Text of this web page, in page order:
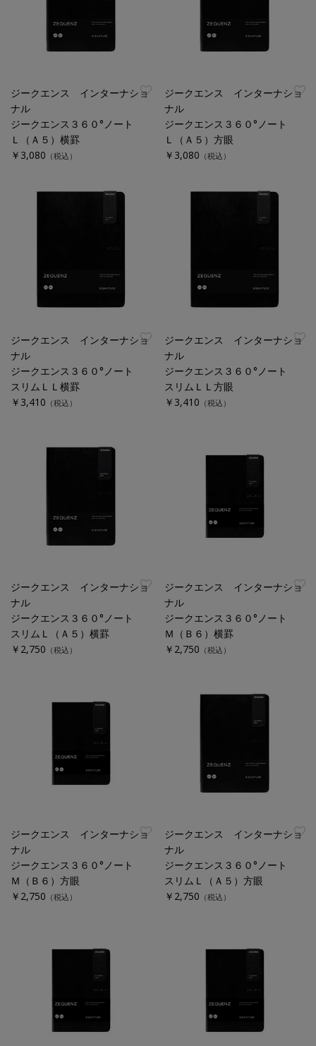
ジークエンス インターナショ
ナル
ジークエンス３６０°ノート
Ｌ（Ａ５）横罫
￥3,080 （税込）
ジークエンス インターナショ
ナル
ジークエンス３６０°ノート
Ｌ（Ａ５）方眼
￥3,080 （税込）
ジークエンス インターナショ
ナル
ジークエンス３６０°ノート
スリムＬＬ横罫
￥3,410 （税込）
ジークエンス インターナショ
ナル
ジークエンス３６０°ノート
スリムＬＬ方眼
￥3,410 （税込）
ジークエンス インターナショ
ナル
ジークエンス３６０°ノート
スリムＬ（Ａ５）横罫
￥2,750 （税込）
ジークエンス インターナショ
ナル
ジークエンス３６０°ノート
Ｍ（Ｂ６）横罫
￥2,750 （税込）
ジークエンス インターナショ
ナル
ジークエンス３６０°ノート
Ｍ（Ｂ６）方眼
￥2,750 （税込）
ジークエンス インターナショ
ナル
ジークエンス３６０°ノート
スリムＬ（Ａ５）方眼
￥2,750 （税込）